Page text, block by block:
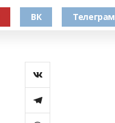
ВК Телеграм